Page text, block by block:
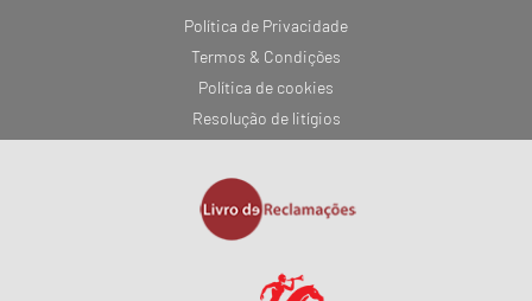
Política de Privacidade
Termos & Condições
Política de cookies
Resolução de litígios